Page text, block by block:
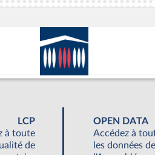
LCP
à toute
de
OPEN DATA
Accédez à
les données de